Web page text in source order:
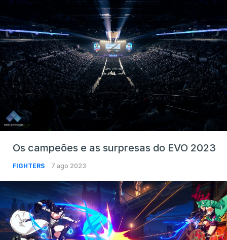
Os campeões e as surpresas do EVO 2023
FIGHTERS 7 ago 2023